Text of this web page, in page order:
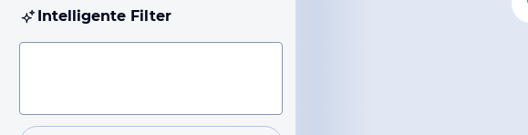
Intelligente Filter